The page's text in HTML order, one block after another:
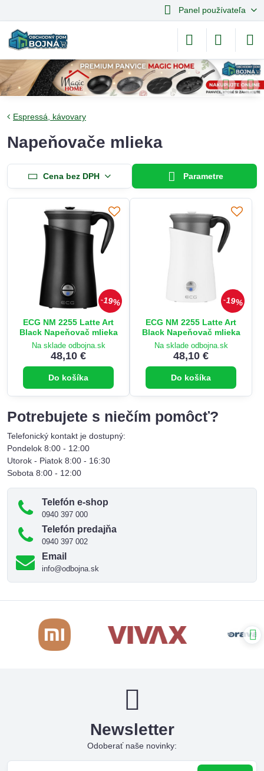
Panel používateľa
Espressá, kávovary
Napeňovače mlieka
Cena bez DPH Parametre
19%
ECG NM 2255 Latte Art
Black Napeňovač mlieka
Na sklade odbojna.sk
48,10 €
Do košíka
19%
ECG NM 2255 Latte Art
Black Napeňovač mlieka
Na sklade odbojna.sk
48,10 €
Do košíka
Potrebujete s niečím pomôcť?
Telefonický kontakt je dostupný:
Pondelok 8:00 - 12:00
Utorok - Piatok 8:00 - 16:30
Sobota 8:00 - 12:00
Telefón e-shop
0940 397 000
Telefón predajňa
0940 397 002
Email
info@odbojna.sk
Newsletter
Odoberať naše novinky: